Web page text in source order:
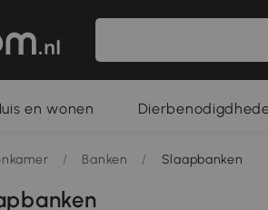
en wonen
/ Banken / Slaapbanken